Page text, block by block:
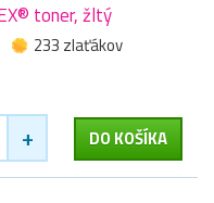
toner, žltý
233 zlaťákov
+ DO KOŠÍKA